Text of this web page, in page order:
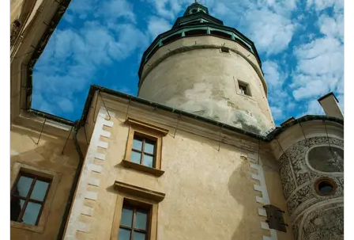
příslušníci)
Průkaz Náš člověk *
zdarma
* Platí pouze pro jednu osobu (držitele
průkazu)